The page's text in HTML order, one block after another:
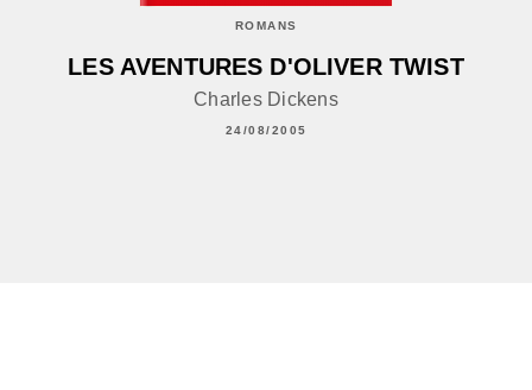
ROMANS
LES AVENTURES D'OLIVER TWIST
Charles Dickens
24/08/2005